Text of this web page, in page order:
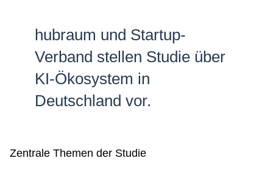
Netzwerke
hubraum und Startup-
Verband stellen Studie über
KI-Ökosystem in
Deutschland vor.
Zentrale Themen der Studie